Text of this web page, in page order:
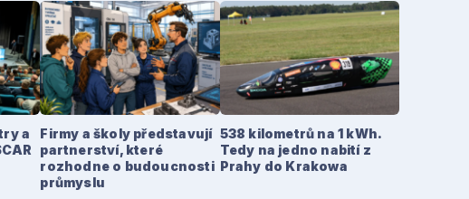
a
Firmy a školy představují
partnerství, které
rozhodne o budoucnosti
průmyslu
538 kilometrů na 1 kWh.
Tedy na jedno nabití z
Prahy do Krakowa